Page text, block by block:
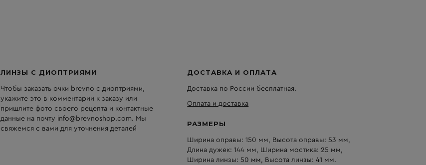
ЛИНЗЫ С ДИОПТРИЯМИ
Чтобы заказать очки brevno с диоптриями,
укажите это в комментарии к заказу или
пришлите фото своего рецепта и контактные
данные на почту info@brevnoshop.com. Мы
свяжемся с вами для уточнения деталей
ДОСТАВКА И ОПЛАТА
Доставка по России бесплатная.
Оплата и доставка
РАЗМЕРЫ
Ширина оправы: 150 мм, Высота оправы: 53 мм,
Длина дужек: 144 мм, Ширина мостика: 25 мм,
Ширина линзы: 50 мм, Высота линзы: 41 мм.